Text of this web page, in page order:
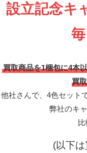
設立記念キ
買取商品を1梱包に4本
買
他社さんで、4色セット
弊社のキ
(以下